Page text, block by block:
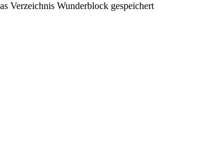
Verzeichnis Wunderblock gespeichert